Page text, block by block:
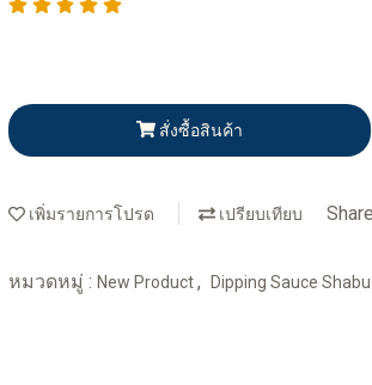
สั่งซื้อสินค้า
เพิ่มรายการโปรด เปรียบเทียบ
หมวดหมู่ : New Product, Dipping Sauce